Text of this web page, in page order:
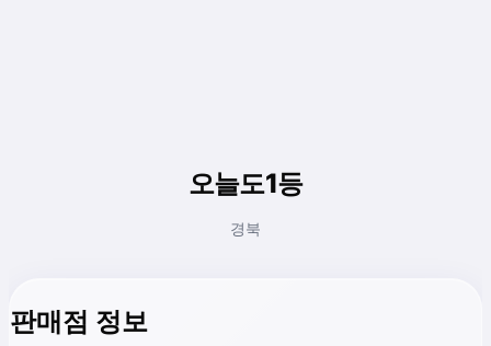
오늘도1등
경북
판매점 정보